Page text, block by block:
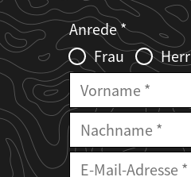
Web2Case
Infofelder
Fieldset
anrede_name
Anrede
Frau
Herr
Vorname
Nachname
E-
Mailadresse